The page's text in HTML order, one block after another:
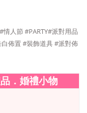
情人節 #PARTY#派對用品
白佈置 #裝飾道具#派對佈
．婚禮小物